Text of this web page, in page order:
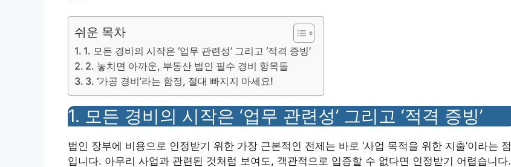
쉬운 목차
1. 모든 경비의 시작은 ‘업무 관련성’ 그리고 ‘적격 증빙’
2. 놓치면 아까운, 부동산 법인 필수 경비 항목들
3. ‘가공 경비’라는 함정, 절대 빠지지 마세요!
1. 모든 경비의 시작은 ‘업무 관련성’ 그리고 ‘적격 증빙’
법인 장부에 비용으로 인정받기 위한 가장 근본적인 전제는 바로 ‘사업 목적을 위한 지출’이라는 점
입니다. 아무리 사업과 관련된 것처럼 보여도, 객관적으로 입증할 수 없다면 인정받기 어렵습니다.